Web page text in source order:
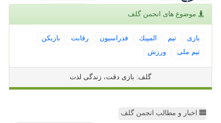
موضوع های انجمن گلف
بازی تیم المپیك فدراسیون رقابت
بازیكن
تیم ملی
ورزش
گلف: بازی دقت، زندگی لذت
اخبار و مطالب انجمن گلف